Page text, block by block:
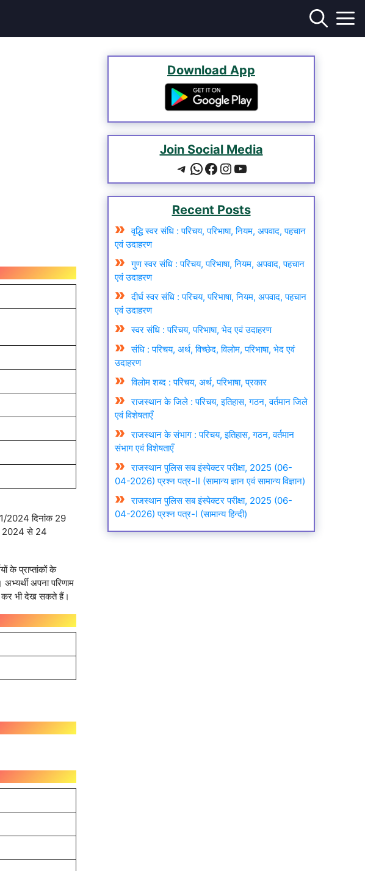
11/2024 दिनांक 29
2024 से 24
के प्राप्तांकों के
अपना परिणाम
कर भी देख सकते हैं।
Download App
Join Social Media
Telegram
WhatsApp
Facebook
Instagram
YouTube
Recent Posts
वृद्धि स्वर संधि : परिचय, परिभाषा, नियम, अपवाद, पहचान
एवं उदाहरण
गुण स्वर संधि : परिचय, परिभाषा, नियम, अपवाद, पहचान
एवं उदाहरण
दीर्घ स्वर संधि : परिचय, परिभाषा, नियम, अपवाद, पहचान
एवं उदाहरण
स्वर संधि : परिचय, परिभाषा, भेद एवं उदाहरण
संधि : परिचय, अर्थ, विच्छेद, विलोम, परिभाषा, भेद एवं
उदाहरण
विलोम शब्द : परिचय, अर्थ, परिभाषा, प्रकार
राजस्थान के जिले : परिचय, इतिहास, गठन, वर्तमान जिले
एवं विशेषताएँ
राजस्थान के संभाग : परिचय, इतिहास, गठन, वर्तमान
संभाग एवं विशेषताएँ
राजस्थान पुलिस सब इंस्पेक्टर परीक्षा, 2025 (06-
04-2026) प्रश्न पत्र-II (सामान्य ज्ञान एवं सामान्य विज्ञान)
राजस्थान पुलिस सब इंस्पेक्टर परीक्षा, 2025 (06-
04-2026) प्रश्न पत्र-I (सामान्य हिन्दी)